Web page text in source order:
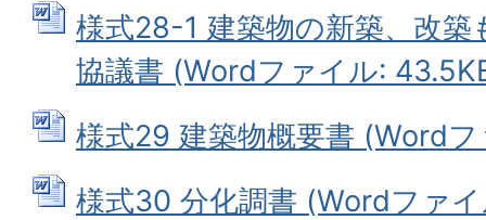
様式28-1 建築物の新築、改築
協議書 (Wordファイル:
様式29 建築物概要書 (Word
様式30 分化調書 (Wordファ